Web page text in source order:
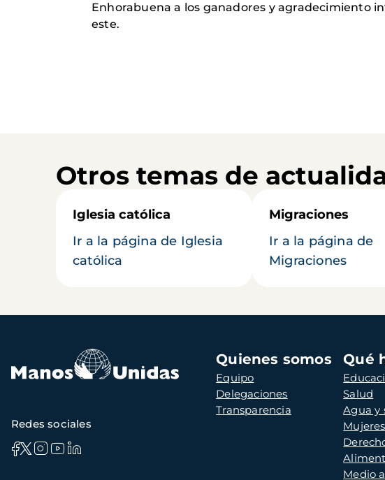
Enhorabuena a los ganadores y agradecimiento
este.
Otros temas de
Iglesia católica
Ir a la página de Iglesia
católica
Migraciones
Ir a la página de
Migraciones
Navegación
principal
Quienes somos
Equipo
Delegaciones
Transparencia
Qué
Salud
Agua y
Medio
Redes sociales